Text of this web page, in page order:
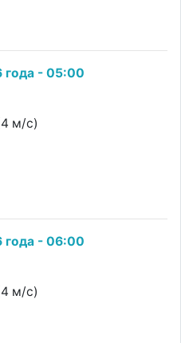
года - 05:00
м/с)
года - 06:00
м/с)